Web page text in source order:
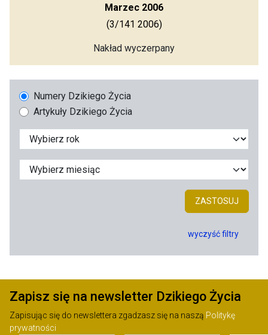
Marzec 2006
(3/141 2006)
Nakład wyczerpany
Numery Dzikiego Życia
Artykuły Dzikiego Życia
ZASTOSUJ
wyczyść filtry
Zapisz się na newsletter Dzikiego Życia
Zapisując się do newslettera zgadzasz się na naszą Politykę
prywatności